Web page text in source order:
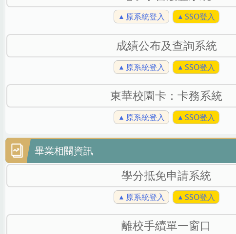
原系統登入 SSO登入
成績公布及查詢系統
原系統登入 SSO登入
東華校園卡：卡務系統
原系統登入 SSO登入
畢業相關資訊
學分抵免申請系統
原系統登入 SSO登入
離校手續單一窗口